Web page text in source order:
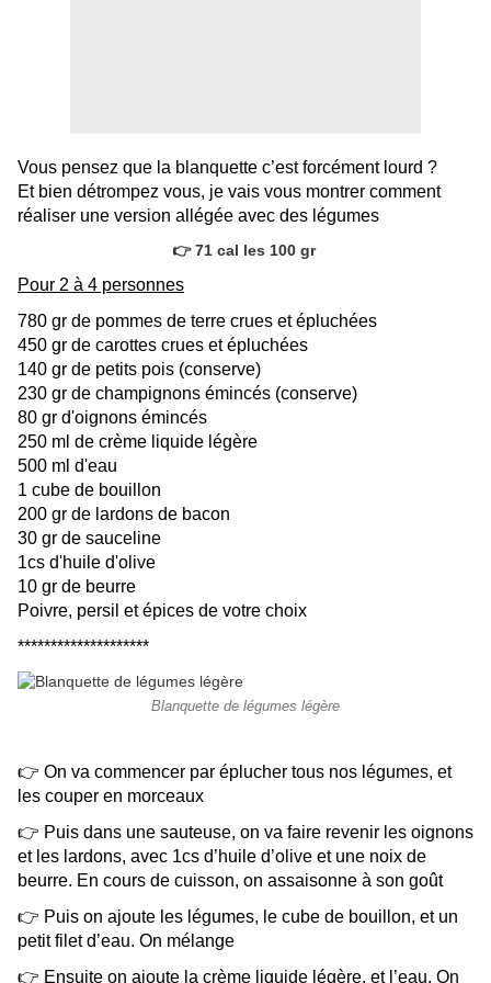
Vous pensez que la blanquette c’est forcément lourd ?
Et bien détrompez vous, je vais vous montrer comment
réaliser une version allégée avec des légumes
👉 71 cal les 100 gr
Pour 2 à 4 personnes
780 gr de pommes de terre crues et épluchées
450 gr de carottes crues et épluchées
140 gr de petits pois (conserve)
230 gr de champignons émincés (conserve)
80 gr d'oignons émincés
250 ml de crème liquide légère
500 ml d'eau
1 cube de bouillon
200 gr de lardons de bacon
30 gr de sauceline
1cs d'huile d'olive
10 gr de beurre
Poivre, persil et épices de votre choix
********************
Blanquette de légumes légère
👉 On va commencer par éplucher tous nos légumes, et
les couper en morceaux
👉 Puis dans une sauteuse, on va faire revenir les oignons
et les lardons, avec 1cs d’huile d’olive et une noix de
beurre. En cours de cuisson, on assaisonne à son goût
👉 Puis on ajoute les légumes, le cube de bouillon, et un
petit filet d’eau. On mélange
👉 Ensuite on ajoute la crème liquide légère, et l’eau. On